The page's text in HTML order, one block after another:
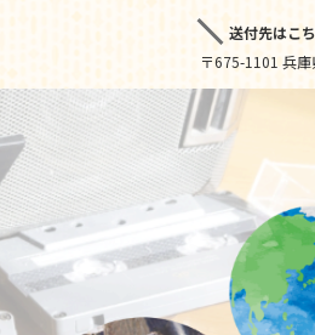
送付先はこち
〒675-1101 兵